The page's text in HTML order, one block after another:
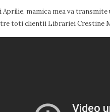
Aprilie, mamica mea va transmite
toti clientii Librariei Crestine